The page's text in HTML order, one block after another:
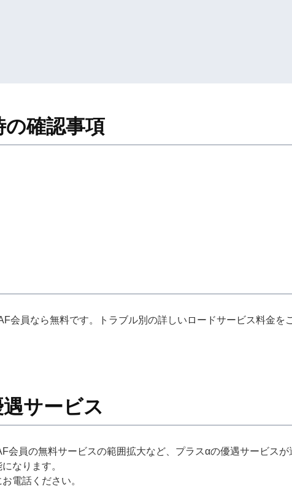
の確認事項
会員なら無料です。トラブル別の詳しいロードサービス料金を
サービス
会員の無料サービスの範囲拡大など、プラスαの優遇サービス
なります。
電話ください。